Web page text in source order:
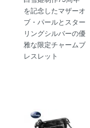
を記念したマザーオ
ブ・パールとスター
リングシルバーの優
雅な限定チャームブ
レスレット